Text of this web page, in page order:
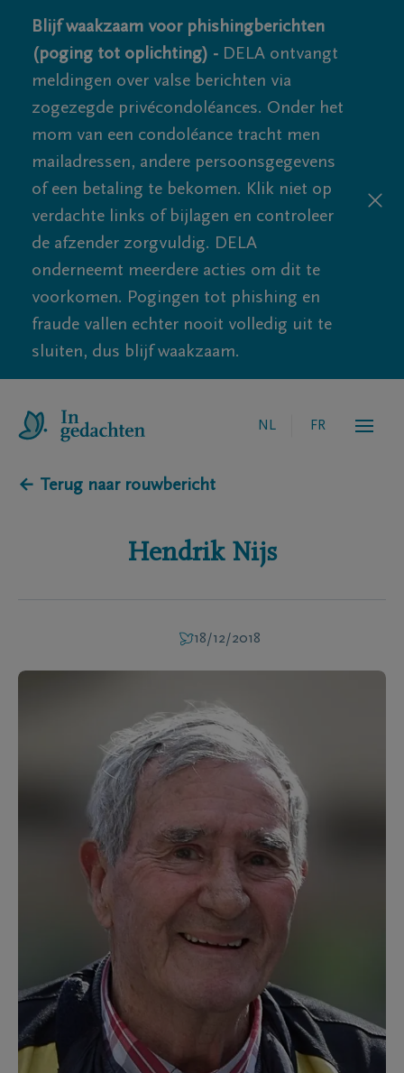
Blijf waakzaam voor phishingberichten
(poging tot oplichting) - DELA ontvangt
meldingen over valse berichten via
zogezegde privécondoléances. Onder het
mom van een condoléance tracht men
mailadressen, andere persoonsgegevens
of een betaling te bekomen. Klik niet op
verdachte links of bijlagen en controleer
de afzender zorgvuldig. DELA
onderneemt meerdere acties om dit te
voorkomen. Pogingen tot phishing en
fraude vallen echter nooit volledig uit te
sluiten, dus blijf waakzaam.
NL FR
← Terug naar rouwbericht
Hendrik Nijs
18/12/2018